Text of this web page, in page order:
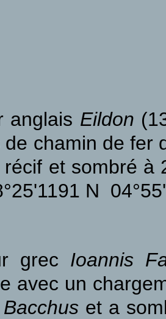
anglais Eildon
de chamin de fer
et sombré à
N
grec Ioannis
avec un
Bacchus et a